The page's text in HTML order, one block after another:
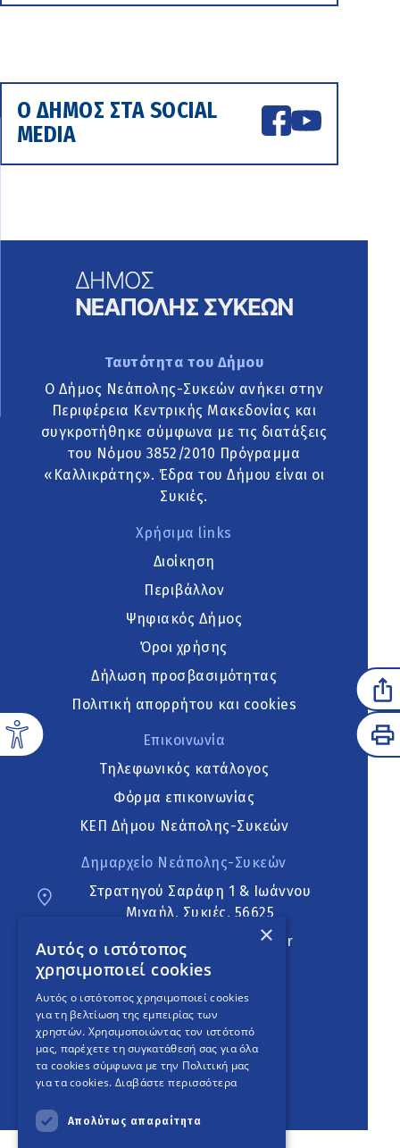
Ο ΔΗΜΟΣ ΣΤΑ SOCIAL
MEDIA
Ταυτότητα του Δήμου
Ο Δήμος Νεάπολης-Συκεών ανήκει στην
Περιφέρεια Κεντρικής Μακεδονίας και
συγκροτήθηκε σύμφωνα με τις διατάξεις
του Νόμου 3852/2010 Πρόγραμμα
«Καλλικράτης». Έδρα του Δήμου είναι οι
Συκιές.
Χρήσιμα links
Διοίκηση
Περιβάλλον
Ψηφιακός Δήμος
Όροι χρήσης
Δήλωση προσβασιμότητας
Πολιτική απορρήτου και cookies
Επικοινωνία
Τηλεφωνικός κατάλογος
Φόρμα επικοινωνίας
ΚΕΠ Δήμου Νεάπολης-Συκεών
Δημαρχείο Νεάπολης-Συκεών
Στρατηγού Σαράφη 1 & Ιωάννου
Μιχαήλ, Συκιές, 56625
neapoli.sykies@ddt.gov.gr
Ακολουθήστε
English Version
An project
×
Αυτός ο ιστότοπος
χρησιμοποιεί cookies
Αυτός ο ιστότοπος χρησιμοποιεί cookies
για τη βελτίωση της εμπειρίας των
χρηστών. Χρησιμοποιώντας τον ιστότοπό
μας, παρέχετε τη συγκατάθεσή σας για όλα
τα cookies σύμφωνα με την Πολιτική μας
για τα cookies. Διαβάστε περισσότερα
Απολύτως απαραίτητα